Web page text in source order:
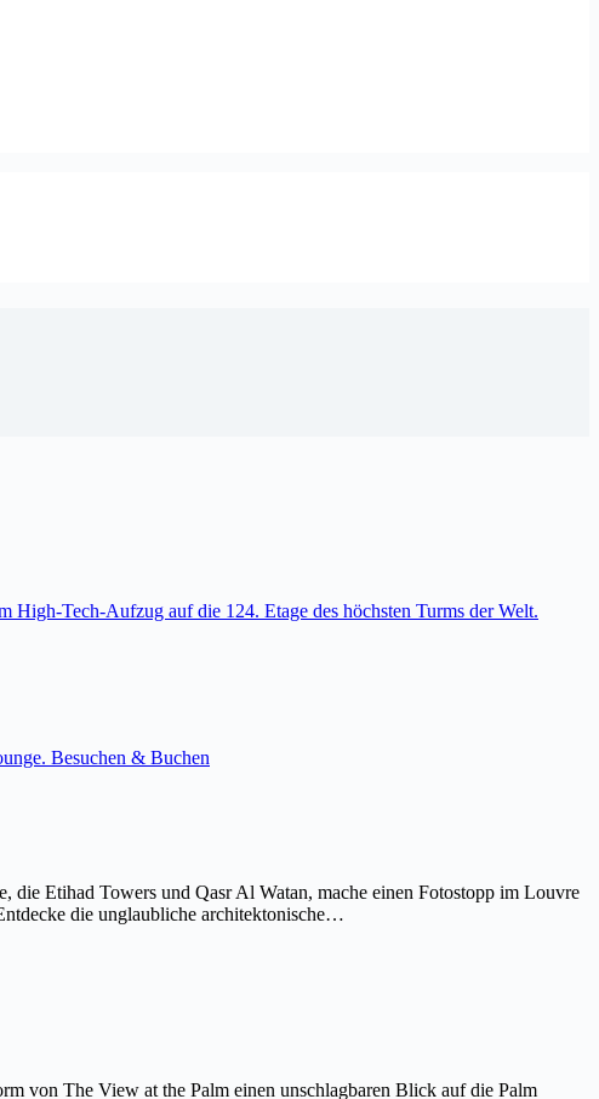
High-Tech-Aufzug auf die 124. Etage des höchsten Turms der Welt.
Besuchen & Buchen
die Etihad Towers und Qasr Al Watan, mache einen Fotostopp im Louvre
die unglaubliche architektonische…
von The View at the Palm einen unschlagbaren Blick auf die Palm